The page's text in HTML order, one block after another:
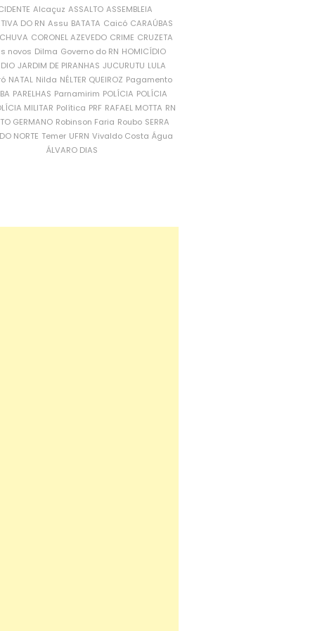
Alcaçuz ASSALTO ASSEMBLEIA
DO RN Assu BATATA Caicó CARAÚBAS
CORONEL AZEVEDO CRIME CRUZETA
novos Dilma Governo do RN HOMICÍDIO
JARDIM DE PIRANHAS JUCURUTU LULA
NATAL Nilda NÉLTER QUEIROZ Pagamento
PARELHAS Parnamirim POLÍCIA POLÍCIA
MILITAR Política PRF RAFAEL MOTTA RN
GERMANO Robinson Faria Roubo SERRA
NORTE Temer UFRN Vivaldo Costa Água
ÁLVARO DIAS